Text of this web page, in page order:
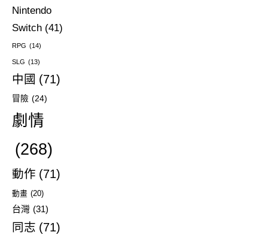
Nintendo
Switch (41)
RPG (14)
SLG (13)
中國 (71)
冒險 (24)
劇情
(268)
動作 (71)
動畫 (20)
台灣 (31)
同志 (71)